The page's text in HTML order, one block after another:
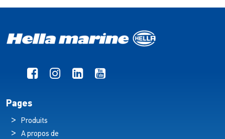
Pages
Produits
A propos de